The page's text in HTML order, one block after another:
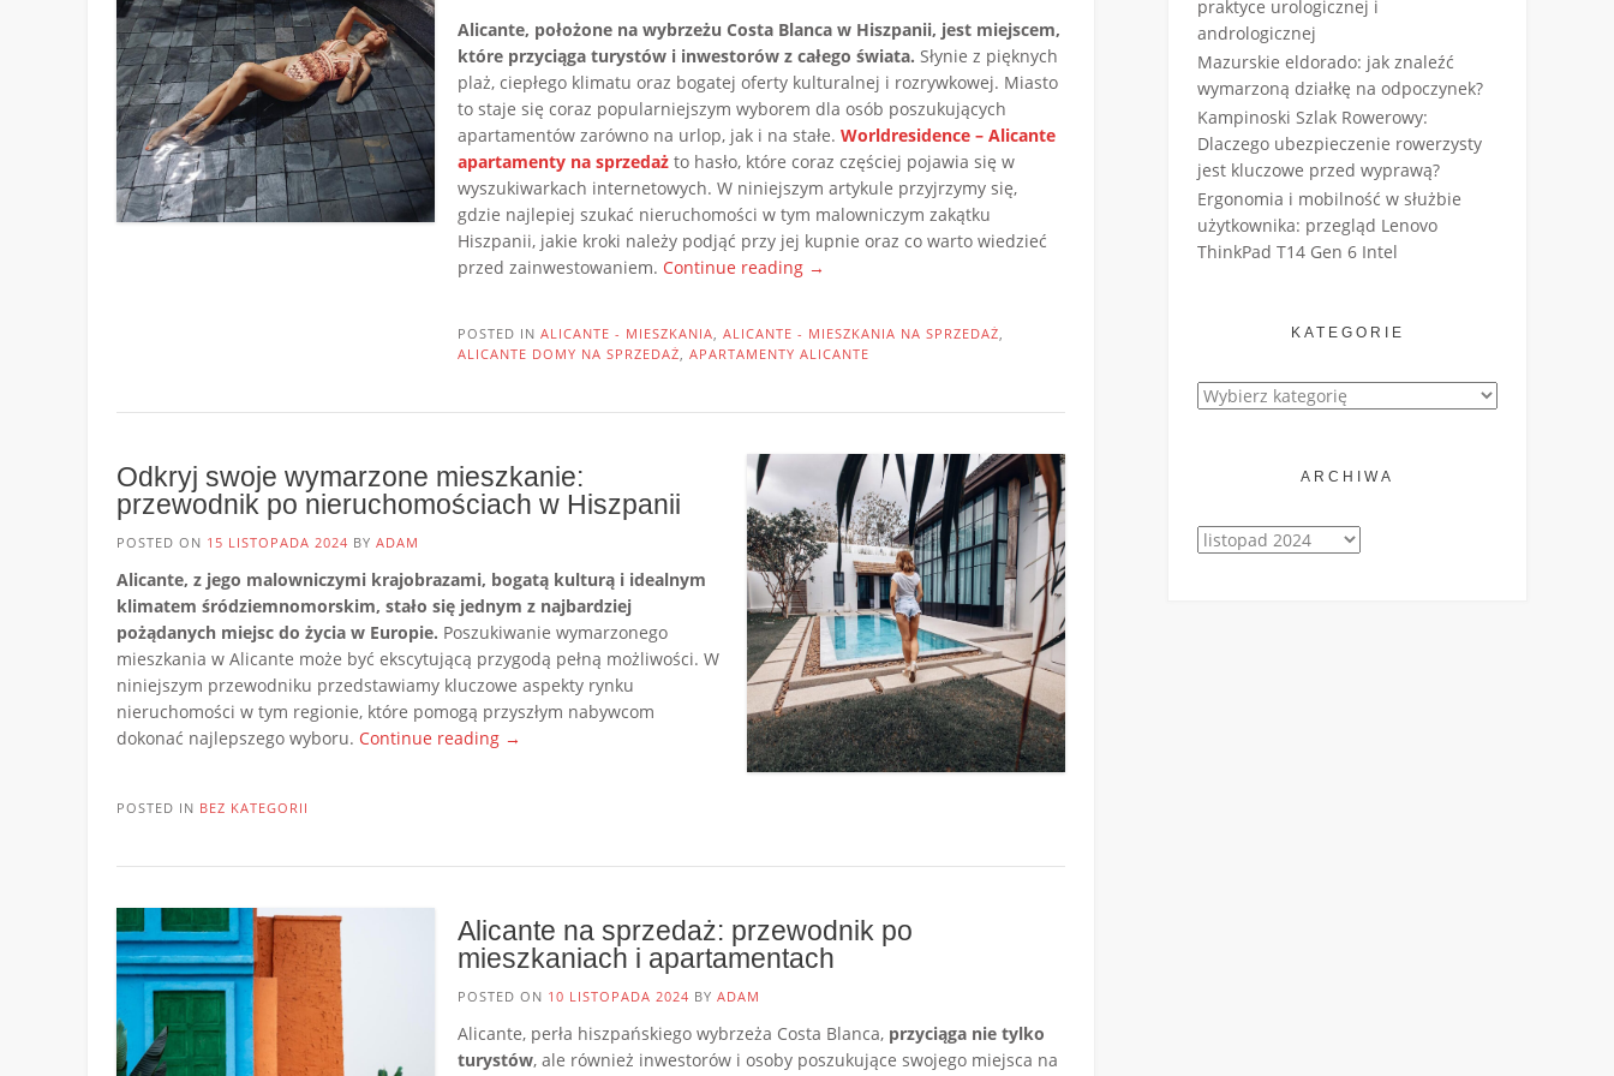
Alicante, położone na wybrzeżu Costa Blanca w Hiszpanii, jest miejscem,
które przyciąga turystów i inwestorów z całego świata. Słynie z pięknych
plaż, ciepłego klimatu oraz bogatej oferty kulturalnej i rozrywkowej. Miasto
to staje się coraz popularniejszym wyborem dla osób poszukujących
apartamentów zarówno na urlop, jak i na stałe.Worldresidence – Alicante
apartamenty na sprzedaż to hasło, które coraz częściej pojawia się w
wyszukiwarkach internetowych. W niniejszym artykule przyjrzymy się,
gdzie najlepiej szukać nieruchomości w tym malowniczym zakątku
Hiszpanii, jakie kroki należy podjąć przy jej kupnie oraz co warto wiedzieć
przed zainwestowaniem. Continue reading „Alicante
szukać
→
POSTED INALICANTE - MIESZKANIA,ALICANTE - MIESZKANIA NA SPRZEDAŻ,
ALICANTE DOMY NA SPRZEDAŻ,APARTAMENTY ALICANTE
Odkryj swoje wymarzone mieszkanie:
przewodnik po nieruchomościach w Hiszpanii
POSTED ON 15 LISTOPADA 2024 BY ADAM
Alicante, z jego malowniczymi krajobrazami, bogatą kulturą i idealnym
klimatem śródziemnomorskim, stało się jednym z najbardziej
pożądanych miejsc do życia w Europie. Poszukiwanie wymarzonego
mieszkania w Alicante może być ekscytującą przygodą pełną możliwości. W
niniejszym przewodniku przedstawiamy kluczowe aspekty rynku
nieruchomości w tym regionie, które pomogą przyszłym nabywcom
dokonać najlepszego wyboru. Continue reading „Odkryj
po
w
Hiszpanii”
→
POSTED IN BEZ KATEGORII
Alicante na sprzedaż: przewodnik po
mieszkaniach i apartamentach
POSTED ON 10 LISTOPADA 2024 BYADAM
Alicante, perła hiszpańskiego wybrzeża Costa Blanca, przyciąga nie tylko
turystów, ale również inwestorów i osoby poszukujące swojego miejsca na
praktyce urologicznej i
andrologicznej
Mazurskie eldorado: jak znaleźć
wymarzoną działkę na odpoczynek?
Kampinoski Szlak Rowerowy:
Dlaczego ubezpieczenie rowerzysty
jest kluczowe przed wyprawą?
Ergonomia i mobilność w służbie
użytkownika: przegląd Lenovo
ThinkPad T14 Gen 6 Intel
KATEGORIE
Kategorie
ARCHIWA
Archiwa